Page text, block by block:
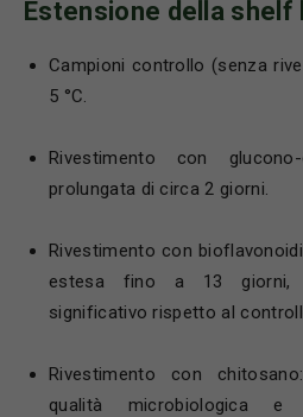
Estensione della shelf
Campioni controllo (senza
5 °C.
Rivestimento con
prolungata di circa 2 giorni.
Rivestimento con
estesa fino a 13 giorni,
significativo rispetto al
Rivestimento con
qualità microbiologica e